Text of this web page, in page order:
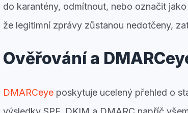
do karantény, odmítnout, nebo označit
že legitimní zprávy zůstanou nedotčeny,
Ověřování a
DMARCeye poskytuje ucelený přehled o